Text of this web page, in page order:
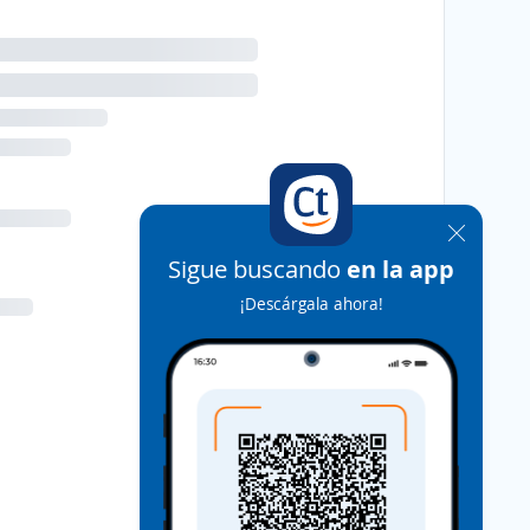
Sigue buscando en la app
¡Descárgala ahora!